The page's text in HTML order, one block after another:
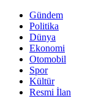
Gündem
Politika
Dünya
Ekonomi
Otomobil
Spor
Kültür
Resmi İlan